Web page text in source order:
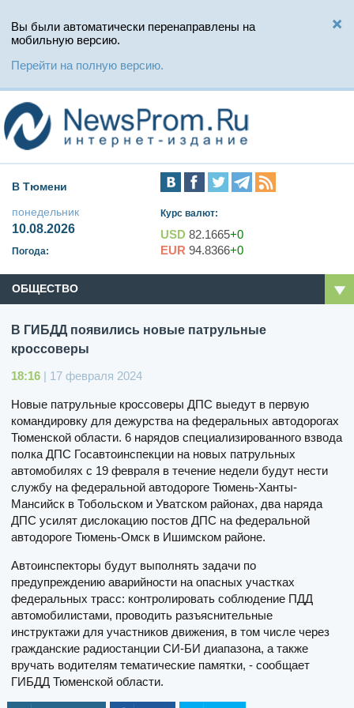
Вы были автоматически перенаправлены на
мобильную версию.
Перейти на полную версию.
В Тюмени
понедельник
10.08.2026
Погода:
Курс валют:
USD 82.1665+0
EUR 94.8366+0
ОБЩЕСТВО
В ГИБДД появились новые патрульные
кроссоверы
18:16 | 17 февраля 2024
Новые патрульные кроссоверы ДПС выедут в первую
командировку для дежурства на федеральных автодорогах
Тюменской области. 6 нарядов специализированного взвода
полка ДПС Госавтоинспекции на новых патрульных
автомобилях с 19 февраля в течение недели будут нести
службу на федеральной автодороге Тюмень-Ханты-
Мансийск в Тобольском и Уватском районах, два наряда
ДПС усилят дислокацию постов ДПС на федеральной
автодороге Тюмень-Омск в Ишимском районе.
Автоинспекторы будут выполнять задачи по
предупреждению аварийности на опасных участках
федеральных трасс: контролировать соблюдение ПДД
автомобилистами, проводить разъяснительные
инструктажи для участников движения, в том числе через
гражданские радиостанции СИ-БИ диапазона, а также
вручать водителям тематические памятки, - сообщает
ГИБДД Тюменской области.